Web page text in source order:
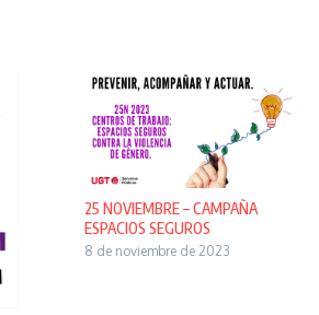
25 NOVIEMBRE – CAMPAÑA
ESPACIOS SEGUROS
8 de noviembre de 2023